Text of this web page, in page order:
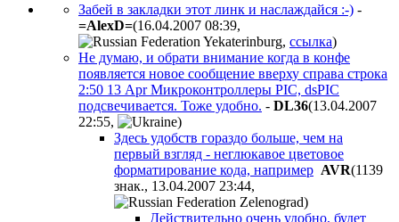
Забей в закладки этот линк и наслаждайся :-) -
=AlexD=(16.04.2007 08:39,
, ссылка)
Не думаю, и обрати внимание когда в конфе
появляется новое сообщение вверху справа строка
2:50 13 Apr Микроконтроллеры PIC, dsPIC
подсвечивается. Тоже удобно. - DL36(13.04.2007
22:55,
)
Здесь удобств гораздо больше, чем на
первый взгляд - неглюкавое цветовое
форматирование кода, например AVR(1139
знак., 13.04.2007 23:44,
)
Действительно очень удобно, будет